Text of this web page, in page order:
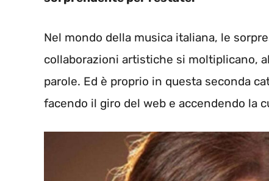
Nel mondo della musica italiana, le
collaborazioni artistiche si moltiplicano,
parole. Ed è proprio in questa seconda
facendo il giro del web e accendendo la